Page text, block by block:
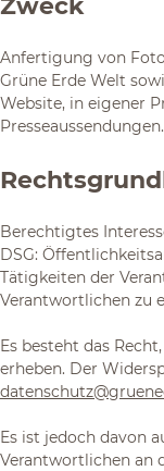
Anfertigung von
Grüne Erde Welt
Website, in eigener
Presseaussendungen.
Berechtigtes
DSG:
Tätigkeiten der
Verantwortlichen zu
Es besteht das
erheben. Der
Es ist jedoch davon
Verantwortlichen an